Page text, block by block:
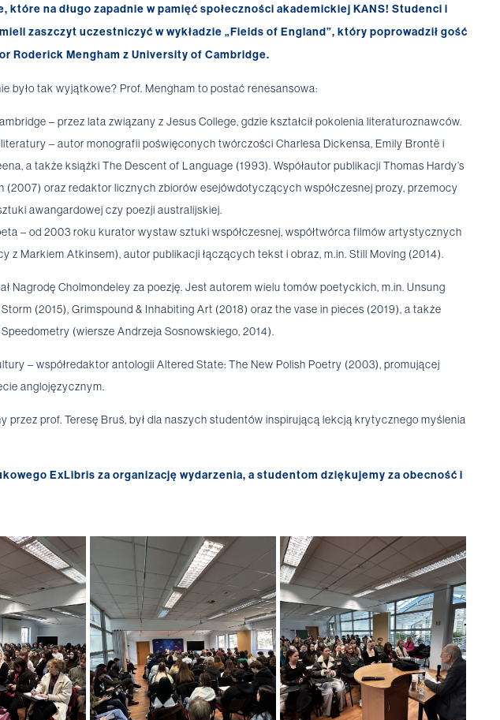
które na długo zapadnie w pamięć społeczności akademickiej KANS! Studenci i
zaszczyt uczestniczyć w wykładzie „Fields of England”, który poprowadził gość
Roderick Mengham z University of Cambridge.
było tak wyjątkowe? Prof. Mengham to postać renesansowa:
– przez lata związany z Jesus College, gdzie kształcił pokolenia literaturoznawców.
– autor monografii poświęconych twórczości Charlesa Dickensa, Emily Brontë i
a także książki The Descent of Language (1993). Współautor publikacji Thomas Hardy’s
(2007) oraz redaktor licznych zbiorów esejówdotyczących współczesnej prozy, przemocy
awangardowej czy poezji australijskiej.
– od 2003 roku kurator wystaw sztuki współczesnej, współtwórca filmów artystycznych
z Markiem Atkinsem), autor publikacji łączących tekst i obraz, m.in. Still Moving (2014).
Nagrodę Cholmondeley za poezję. Jest autorem wielu tomów poetyckich, m.in. Unsung
(2015), Grimspound & Inhabiting Art (2018) oraz the vase in pieces (2019), a także
(wiersze Andrzeja Sosnowskiego, 2014).
– współredaktor antologii Altered State: The New Polish Poetry (2003), promującej
anglojęzycznym.
przez prof. Teresę Bruś, był dla naszych studentów inspirującą lekcją krytycznego myślenia
ExLibris za organizację wydarzenia, a studentom dziękujemy za obecność i